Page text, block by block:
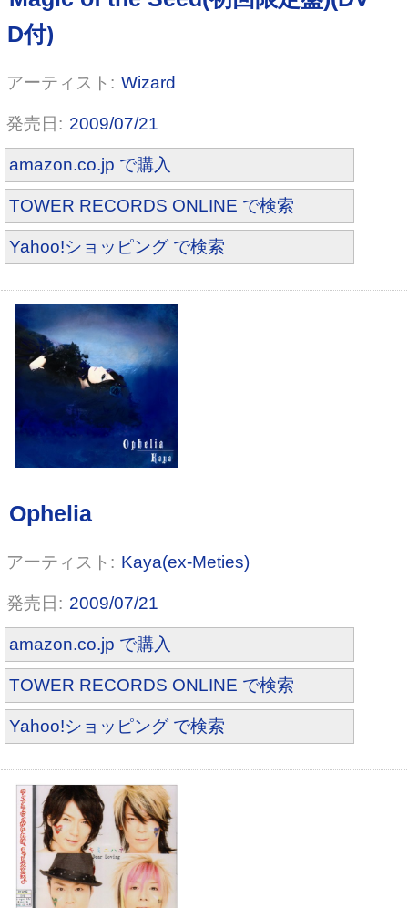
Wizard
2009/07/21
amazon.co.jp で購入
TOWER RECORDS ONLINE で検索
Yahoo!ショッピング で検索
Kaya(ex-Meties)
2009/07/21
amazon.co.jp で購入
TOWER RECORDS ONLINE で検索
Yahoo!ショッピング で検索
キミニハネ(初回限定盤)(DVD付)
clockwork oblivion